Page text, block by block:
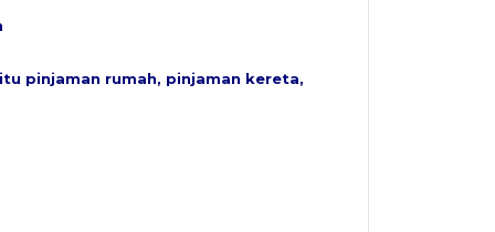
pinjaman rumah, pinjaman kereta,